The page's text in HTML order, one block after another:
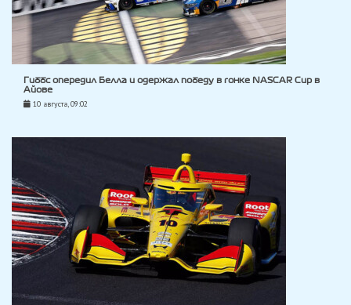
Гиббс опередил Белла и одержал победу в гонке NASCAR Cup в
Айове
10 августа, 09:02